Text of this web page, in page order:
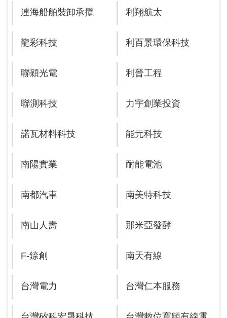
連海船舶裝卸承攬 利翔航太
龍彩科技 利百景環保科技
聯穎光電 利晉工程
聯測科技 力宇創業投資
諾瓦材料科技 能元科技
南陽實業 耐能電池
南都汽車 南美特科技
南山人壽 那米亞發酵
F-錼創 南天有線
台灣電力 台灣仁本服務